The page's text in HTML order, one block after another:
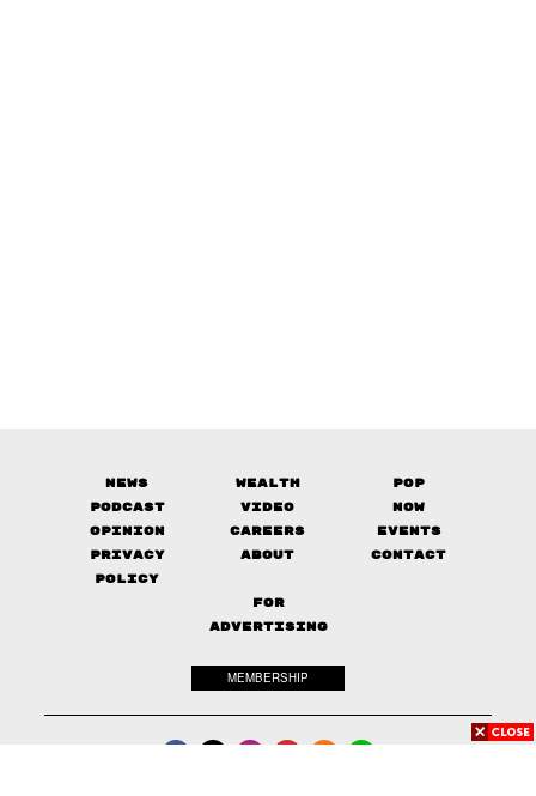
News Wealth
Pop
Podcast
Video
Now
Opinion
Careers
Events
Privacy
Policy
About Contact
FOR
ADVERTISING
MEMBERSHIP